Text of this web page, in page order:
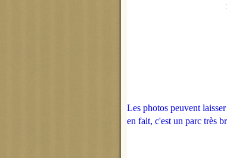
Les photos peuvent
en fait, c'est un parc très